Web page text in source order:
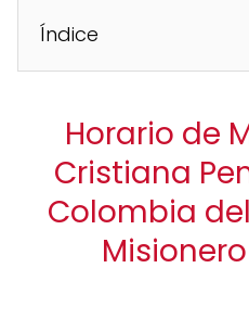
Índice
Horario de
Cristiana
Colombia